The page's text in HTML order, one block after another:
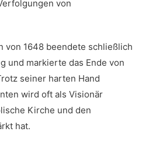
von
‌von 1648 beendete ⁣schließlich
und markierte das Ende von
seiner harten Hand
wird oft als‍ Visionär
Kirche⁤ und‌ den
hat.